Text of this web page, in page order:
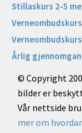
Stillaskurs 2-5
Verneombudskurs
Årlig
© Copyright
bilder er
Vår nettside
mer om